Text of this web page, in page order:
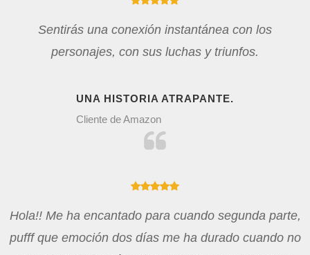
Sentirás una conexión instantánea con los
personajes, con sus luchas y triunfos.
UNA HISTORIA ATRAPANTE.
Cliente de Amazon
Hola!! Me ha encantado para cuando segunda parte,
pufff que emoción dos días me ha durado cuando no